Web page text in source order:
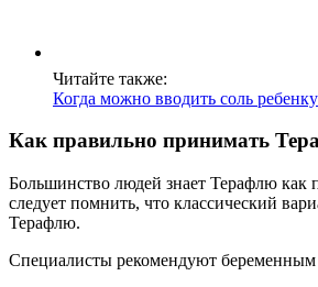
Читайте также:
Когда можно вводить соль ребенку
Как правильно принимать
Большинство людей знает Терафлю как
следует помнить, что классический
Терафлю.
Специалисты рекомендуют беременным